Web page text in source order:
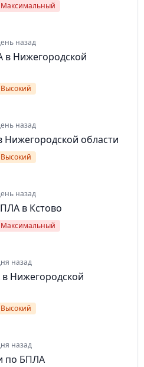
Максимальный
назад
Нижегородской
Высокий
назад
области
Высокий
назад
в Кстово
Максимальный
назад
Нижегородской
Высокий
назад
по БПЛА